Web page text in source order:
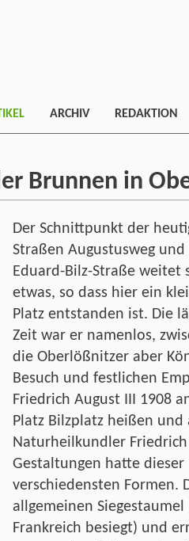
ARCHIV REDAKTION
Brunnen in
Der Schnittpunkt der
Straßen Augustusweg und
Eduard-Bilz-Straße weitet
etwas, so dass hier ein
Platz entstanden ist. Die
Zeit war er namenlos,
die Oberlößnitzer aber
Besuch und festlichen
Friedrich August III 1908
Platz Bilzplatz heißen
Naturheilkundler
Gestaltungen hatte dieser
verschiedensten Formen.
allgemeinen
Frankreich besiegt) und